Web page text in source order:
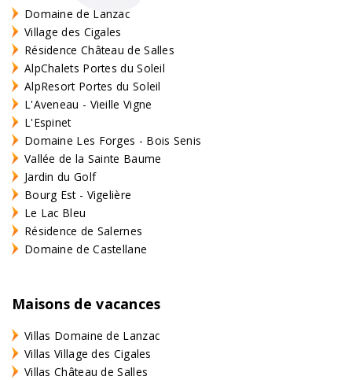
Domaine de Lanzac
Village des Cigales
Résidence Château de Salles
AlpChalets Portes du Soleil
AlpResort Portes du Soleil
L'Aveneau - Vieille Vigne
L'Espinet
Domaine Les Forges - Bois Senis
Vallée de la Sainte Baume
Jardin du Golf
Bourg Est - Vigelière
Le Lac Bleu
Résidence de Salernes
Domaine de Castellane
Maisons de vacances
Villas Domaine de Lanzac
Villas Village des Cigales
Villas Château de Salles